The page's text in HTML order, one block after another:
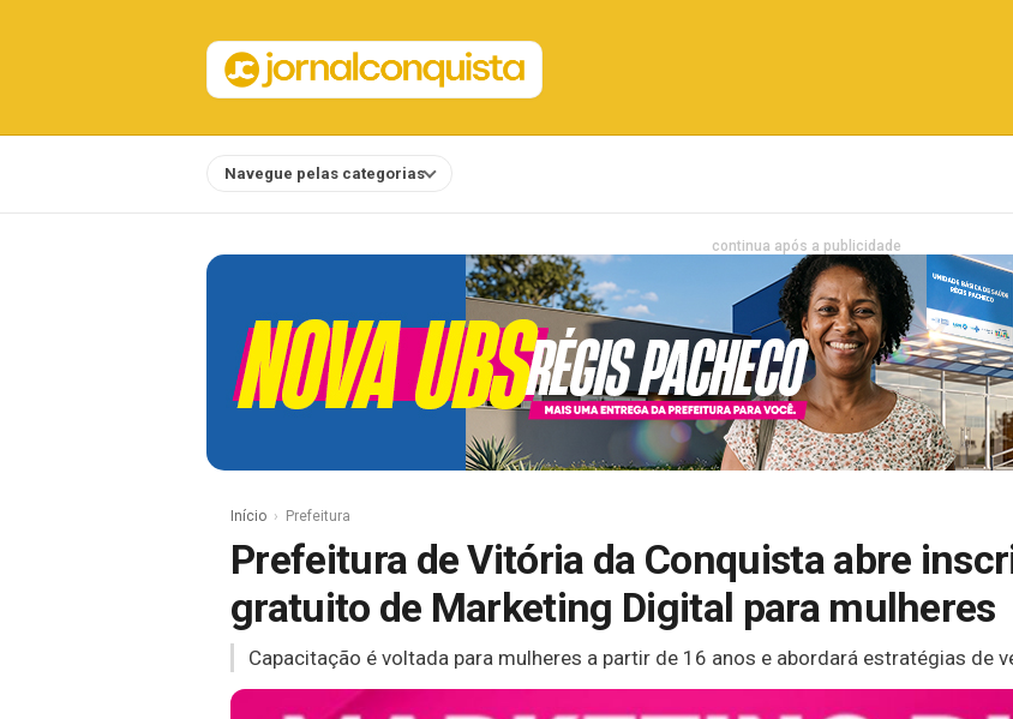
Navegue pelas categorias
continua após a publicidade
Início Prefeitura
Prefeitura de Vitória da Conquista abre
gratuito de Marketing Digital para mulheres
Capacitação é voltada para mulheres a partir de 16 anos e abordará estratégias de